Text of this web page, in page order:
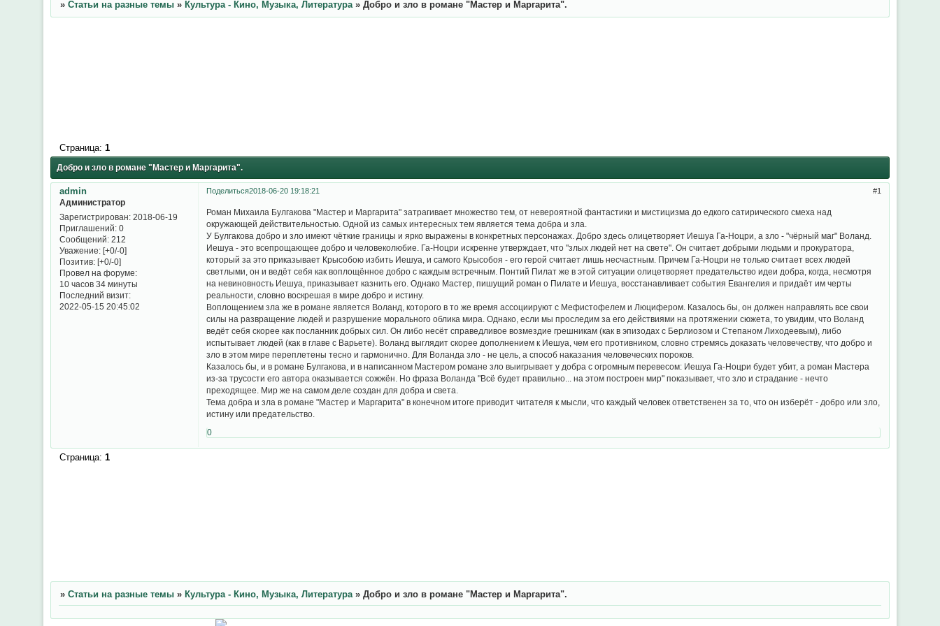
» Статьи на разные темы » Культура - Кино, Музыка, Литература » Добро и зло в романе "Мастер и Маргарита".
Добро и зло в романе "Мастер и Маргарита".
Страница: 1
Поделиться 1
2018-06-20 19:18:21
admin
Администратор
Зарегистрирован: 2018-06-19
Приглашений:0
Сообщений:212
Уважение: [+0/-0]
Позитив: [+0/-0]
Провел на форуме:
10 часов 34 минуты
Последний визит:
2022-05-15 20:45:02
Роман Михаила Булгакова "Мастер и Маргарита" затрагивает множество тем, от невероятной фантастики и мистицизма до едкого сатирического смеха над
окружающей действительностью. Одной из самых интересных тем является тема добра и зла.
У Булгакова добро и зло имеют чёткие границы и ярко выражены в конкретных персонажах. Добро здесь олицетворяет Иешуа Га-Ноцри, а зло - "чёрный маг" Воланд.
Иешуа - это всепрощающее добро и человеколюбие. Га-Ноцри искренне утверждает, что "злых людей нет на свете". Он считает добрыми людьми и прокуратора,
который за это приказывает Крысобою избить Иешуа, и самого Крысобоя - его герой считает лишь несчастным. Причем Га-Ноцри не только считает всех людей
светлыми, он и ведёт себя как воплощённое добро с каждым встречным. Понтий Пилат же в этой ситуации олицетворяет предательство идеи добра, когда, несмотря
на невиновность Иешуа, приказывает казнить его. Однако Мастер, пишущий роман о Пилате и Иешуа, восстанавливает события Евангелия и придаёт им черты
реальности, словно воскрешая в мире добро и истину.
Воплощением зла же в романе является Воланд, которого в то же время ассоциируют с Мефистофелем и Люцифером. Казалось бы, он должен направлять все свои
силы на развращение людей и разрушение морального облика мира. Однако, если мы проследим за его действиями на протяжении сюжета, то увидим, что Воланд
ведёт себя скорее как посланник добрых сил. Он либо несёт справедливое возмездие грешникам (как в эпизодах с Берлиозом и Степаном Лиходеевым), либо
испытывает людей (как в главе с Варьете). Воланд выглядит скорее дополнением к Иешуа, чем его противником, словно стремясь доказать человечеству, что добро и
зло в этом мире переплетены тесно и гармонично. Для Воланда зло - не цель, а способ наказания человеческих пороков.
Казалось бы, и в романе Булгакова, и в написанном Мастером романе зло выигрывает у добра с огромным перевесом: Иешуа Га-Ноцри будет убит, а роман Мастера
из-за трусости его автора оказывается сожжён. Но фраза Воланда "Всё будет правильно... на этом построен мир" показывает, что зло и страдание - нечто
преходящее. Мир же на самом деле создан для добра и света.
Тема добра и зла в романе "Мастер и Маргарита" в конечном итоге приводит читателя к мысли, что каждый человек ответственен за то, что он изберёт - добро или зло,
истину или предательство.
0
Страница: 1
» Статьи на разные темы » Культура - Кино, Музыка, Литература » Добро и зло в романе "Мастер и Маргарита".